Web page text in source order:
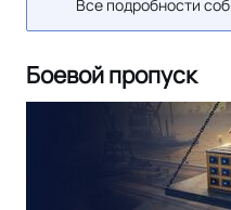
Все подробности
Боевой пропуск